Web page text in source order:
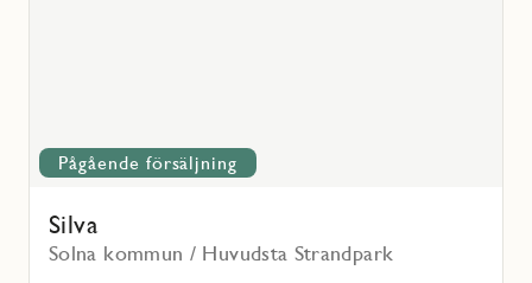
Pågående försäljning
Silva
Solna kommun / Huvudsta Strandpark